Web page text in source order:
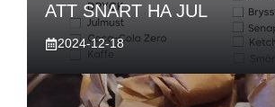
ATT SNART HA JUL
2024-12-18